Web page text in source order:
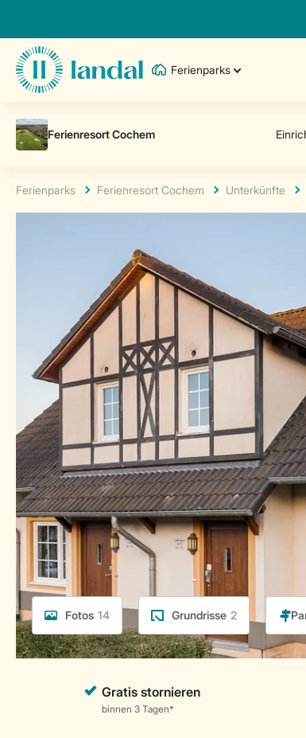
Ferienparks
Ferienparks Ferienresort Cochem Unterkünfte
Fotos 14 Grundrisse 2